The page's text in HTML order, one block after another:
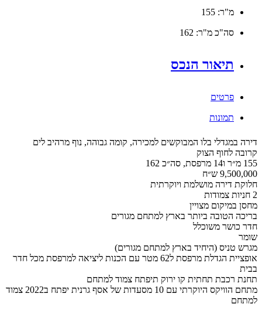
מ"ר: 155
סה"כ מ"ר: 162
תיאור הנכס
פרטים
תמונות
דירה במגדלי בלו המבוקשים למכירה, קומה גבוהה, נוף מרהיב לים
קרובה לחוף הצוק
155 מ״ר ו14 מרפסת, סה״כ 162
9,500,000 ש״ח
חלוקת דירה מושלמת ויוקרתית
2 חניות צמודות
מחסן במיקום מצויין
בריכה הטובה ביותר בארץ למתחם מגורים
חדר כושר משוכלל
שומר
מגרש טניס (היחיד בארץ למתחם מגורים)
אופציית הגדלת מרפסת ל62 מטר עם הכנות ליציאה למרפסת מכל חדר
בבית
תחנת רכבת תחתית קו ירוק תיפתח צמוד למתחם
מתחם הוויקס היוקרתי עם 10 מסעדות של אסף גרנית יפתח ב2022 צמוד
למתחם